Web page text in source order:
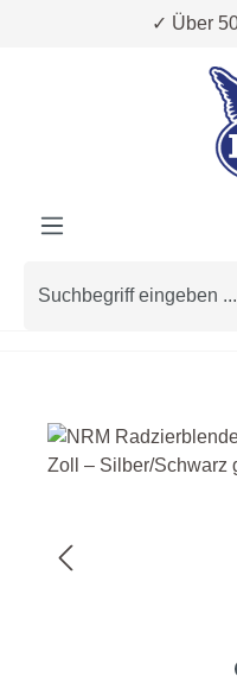
Zum Hauptinhalt springen
✓ Über
Bildergalerie